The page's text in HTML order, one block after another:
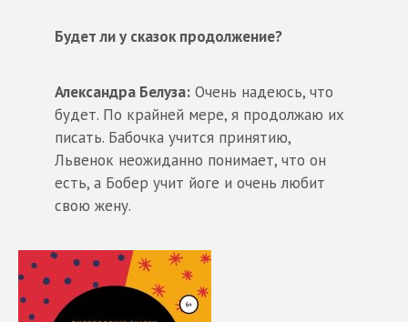
Будет ли у сказок продолжение?
Александра Белуза: Очень надеюсь, что
будет. По крайней мере, я продолжаю их
писать. Бабочка учится принятию,
Львенок неожиданно понимает, что он
есть, а Бобер учит йоге и очень любит
свою жену.